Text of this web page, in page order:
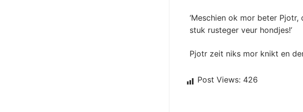
‘Meschien ok mor beter
stuk rusteger veur hondjes!’
Pjotr zeit niks mor knikt en
Post Views: 426